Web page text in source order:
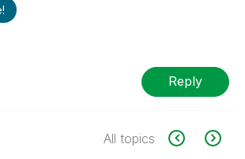
Reply
All topics